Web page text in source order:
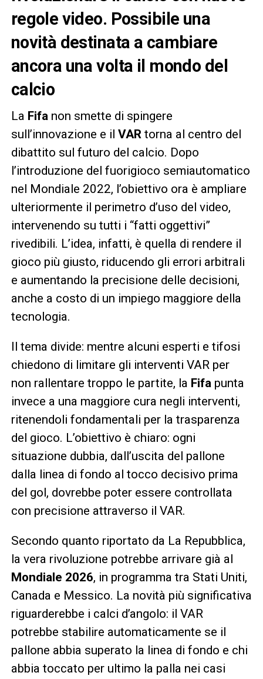
regole video. Possibile una
novità destinata a cambiare
ancora una volta il mondo del
calcio
La Fifanon smette di spingere
sull’innovazione e il VARtorna al centro del
dibattito sul futuro del calcio. Dopo
l’introduzione del fuorigioco semiautomatico
nel Mondiale 2022, l’obiettivo ora è ampliare
ulteriormente il perimetro d’uso del video,
intervenendo su tutti i “fatti oggettivi”
rivedibili. L’idea, infatti, è quella di rendere il
gioco più giusto, riducendo gli errori arbitrali
e aumentando la precisione delle decisioni,
anche a costo di un impiego maggiore della
tecnologia.
Il tema divide: mentre alcuni esperti e tifosi
chiedono di limitare gli interventi VAR per
non rallentare troppo le partite, la Fifapunta
invece a una maggiore cura negli interventi,
ritenendoli fondamentali per la trasparenza
del gioco. L’obiettivo è chiaro: ogni
situazione dubbia, dall’uscita del pallone
dalla linea di fondo al tocco decisivo prima
del gol, dovrebbe poter essere controllata
con precisione attraverso il VAR.
Secondo quanto riportato da La Repubblica,
la vera rivoluzione potrebbe arrivare già al
Mondiale 2026, in programma tra Stati Uniti,
Canada e Messico. La novità più significativa
riguarderebbe i calci d’angolo: il VAR
potrebbe stabilire automaticamente se il
pallone abbia superato la linea di fondo e chi
abbia toccato per ultimo la palla nei casi